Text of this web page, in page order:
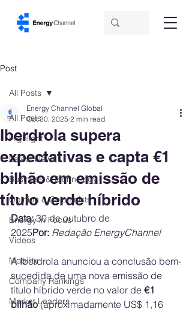
Post
All Posts
Highlight
Latest News
Business & Technology
Opinion & Columnists
Energy in Focus
Videos
Mobility
Company Rankings
Market Leaders
All Posts
Iberdrola supera
expectativas e capta €1
bilhão em emissão de
título verde híbrido
Energy Channel Global
Oct 30, 2025 2 min read
Data: 30 de outubro de
2025Por: Redação EnergyChannel
A Iberdrola anunciou a conclusão bem-
sucedida de uma nova emissão de
título híbrido verde no valor de €1
bilhão (aproximadamente US$ 1,16